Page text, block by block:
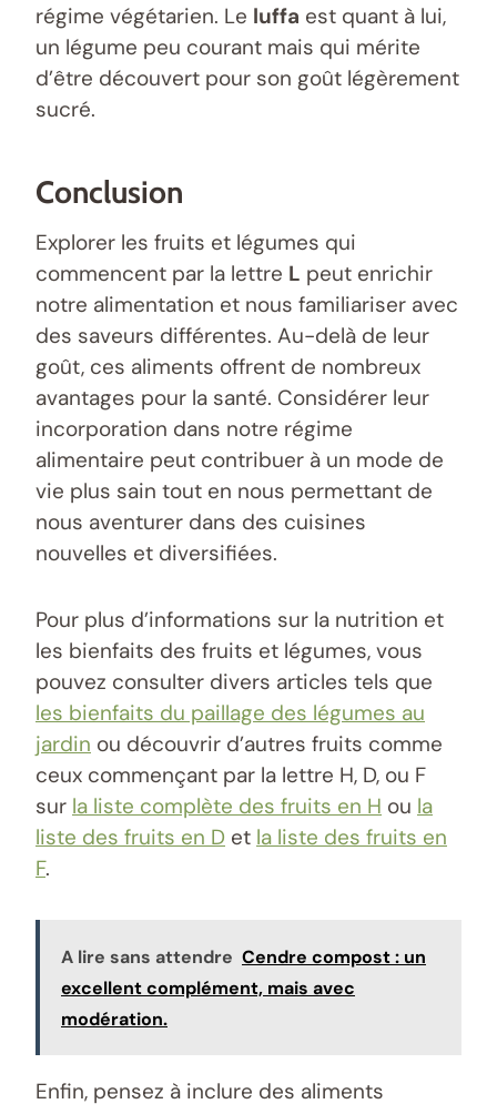
régime végétarien. Le luffa est quant à lui,
un légume peu courant mais qui mérite
d’être découvert pour son goût légèrement
sucré.
Conclusion
Explorer les fruits et légumes qui
commencent par la lettre L peut enrichir
notre alimentation et nous familiariser avec
des saveurs différentes. Au-delà de leur
goût, ces aliments offrent de nombreux
avantages pour la santé. Considérer leur
incorporation dans notre régime
alimentaire peut contribuer à un mode de
vie plus sain tout en nous permettant de
nous aventurer dans des cuisines
nouvelles et diversifiées.
Pour plus d’informations sur la nutrition et
les bienfaits des fruits et légumes, vous
pouvez consulter divers articles tels que
les bienfaits du paillage des légumes au
jardin ou découvrir d’autres fruits comme
ceux commençant par la lettre H, D, ou F
sur la liste complète des fruits en H ou la
liste des fruits en D et la liste des fruits en
F.
A lire sans attendre Cendre compost : un
excellent complément, mais avec
modération.
Enfin, pensez à inclure des aliments